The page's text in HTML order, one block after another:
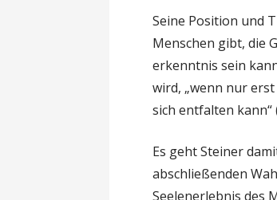
Seine Position und
Menschen gibt, die
erkenntnis sein
wird, „wenn nur
sich entfalten kann“
Es geht Steiner
abschließenden
Seelenerlebnis des